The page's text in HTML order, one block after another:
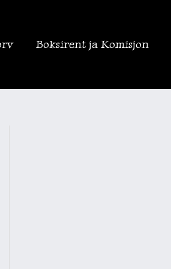
Boksirent ja Komisjon